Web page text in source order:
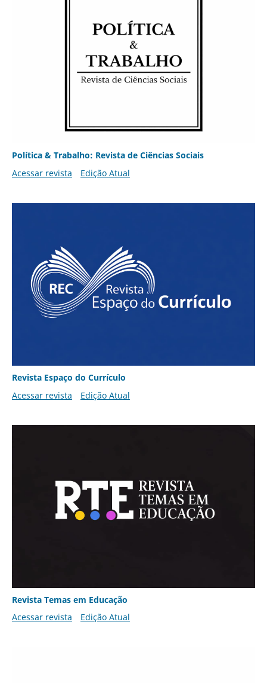
Política & Trabalho: Revista de Ciências Sociais
Acessar revista
Edição Atual
Revista Espaço do Currículo
Acessar revista
Edição Atual
Revista Temas em Educação
Acessar revista
Edição Atual